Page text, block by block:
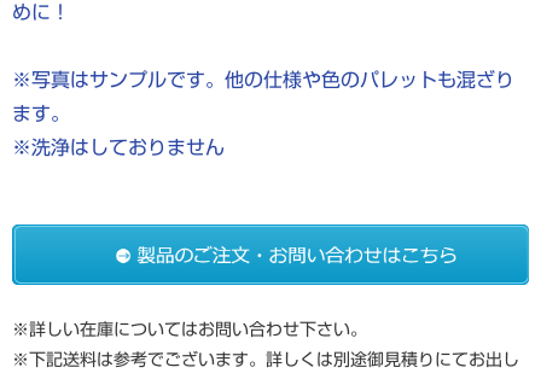
めに！
※写真はサンプルです。他の仕様や色のパレットも混ざり
ます。
※洗浄はしておりません
※詳しい在庫についてはお問い合わせ下さい。
※下記送料は参考でございます。詳しくは別途御見積りにてお出し